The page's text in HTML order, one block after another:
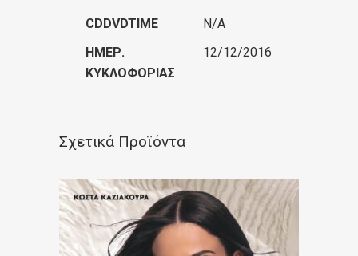
CDDVDTIME
N/A
ΗΜΕΡ.
ΚΥΚΛΟΦΟΡΊΑΣ
12/12/2016
Σχετικά Προϊόντα